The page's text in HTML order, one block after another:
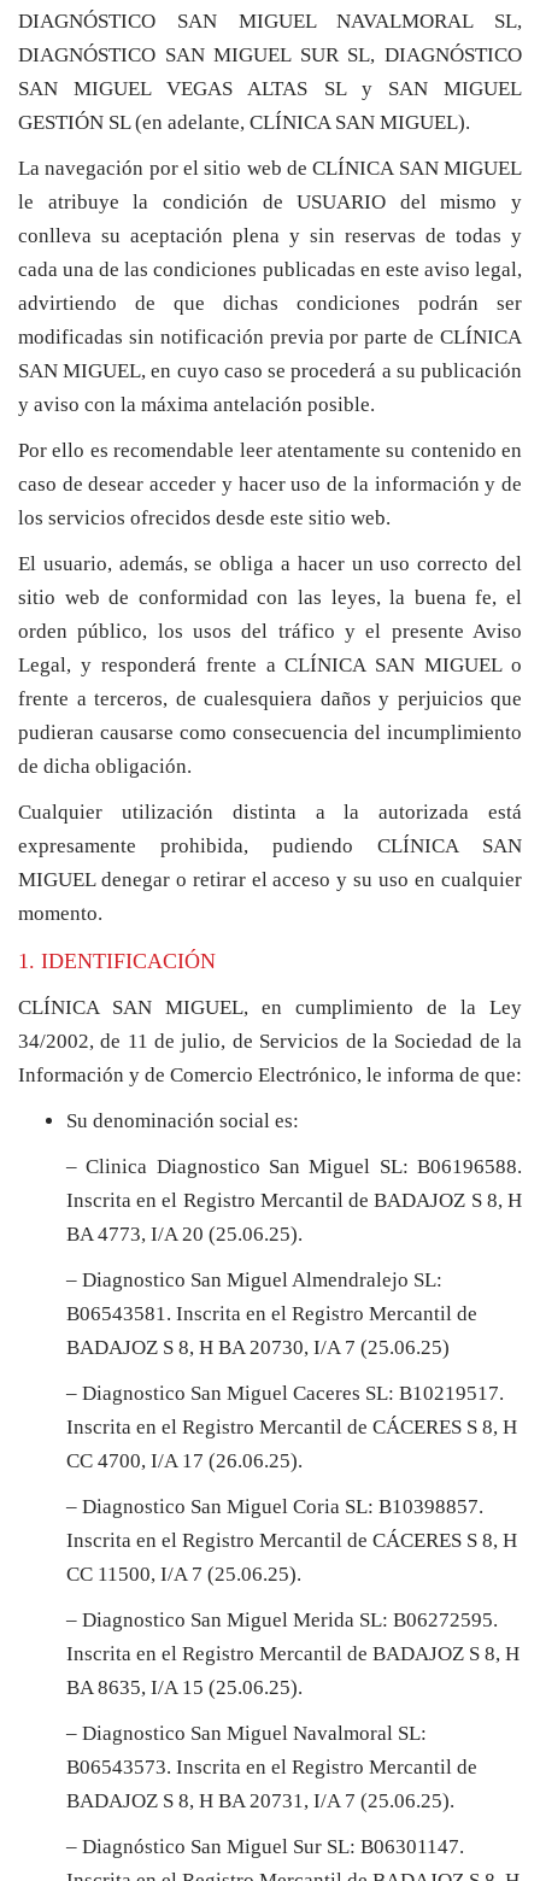
DIAGNÓSTICO SAN MIGUEL NAVALMORAL SL,
DIAGNÓSTICO SAN MIGUEL SUR SL, DIAGNÓSTICO
SAN MIGUEL VEGAS ALTAS SL y SAN MIGUEL
GESTIÓN SL (en adelante, CLÍNICA SAN MIGUEL).
La navegación por el sitio web de CLÍNICA SAN MIGUEL
le atribuye la condición de USUARIO del mismo y
conlleva su aceptación plena y sin reservas de todas y
cada una de las condiciones publicadas en este aviso legal,
advirtiendo de que dichas condiciones podrán ser
modificadas sin notificación previa por parte de CLÍNICA
SAN MIGUEL, en cuyo caso se procederá a su publicación
y aviso con la máxima antelación posible.
Por ello es recomendable leer atentamente su contenido en
caso de desear acceder y hacer uso de la información y de
los servicios ofrecidos desde este sitio web.
El usuario, además, se obliga a hacer un uso correcto del
sitio web de conformidad con las leyes, la buena fe, el
orden público, los usos del tráfico y el presente Aviso
Legal, y responderá frente a CLÍNICA SAN MIGUEL o
frente a terceros, de cualesquiera daños y perjuicios que
pudieran causarse como consecuencia del incumplimiento
de dicha obligación.
Cualquier utilización distinta a la autorizada está
expresamente prohibida, pudiendo CLÍNICA SAN
MIGUEL denegar o retirar el acceso y su uso en cualquier
momento.
1. IDENTIFICACIÓN
CLÍNICA SAN MIGUEL, en cumplimiento de la Ley
34/2002, de 11 de julio, de Servicios de la Sociedad de la
Información y de Comercio Electrónico, le informa de que:
Su denominación social es:
– Clinica Diagnostico San Miguel SL: B06196588.
Inscrita en el Registro Mercantil de BADAJOZ S 8, H
BA 4773, I/A 20 (25.06.25).
– Diagnostico San Miguel Almendralejo SL:
B06543581. Inscrita en el Registro Mercantil de
BADAJOZ S 8, H BA 20730, I/A 7 (25.06.25)
– Diagnostico San Miguel Caceres SL: B10219517.
Inscrita en el Registro Mercantil de CÁCERES S 8, H
CC 4700, I/A 17 (26.06.25).
– Diagnostico San Miguel Coria SL: B10398857.
Inscrita en el Registro Mercantil de CÁCERES S 8, H
CC 11500, I/A 7 (25.06.25).
– Diagnostico San Miguel Merida SL: B06272595.
Inscrita en el Registro Mercantil de BADAJOZ S 8, H
BA 8635, I/A 15 (25.06.25).
– Diagnostico San Miguel Navalmoral SL:
B06543573. Inscrita en el Registro Mercantil de
BADAJOZ S 8, H BA 20731, I/A 7 (25.06.25).
– Diagnóstico San Miguel Sur SL: B06301147.